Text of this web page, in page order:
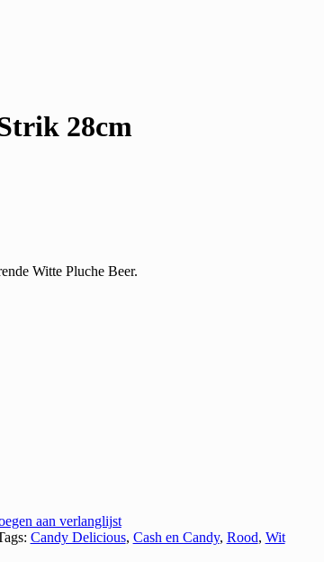
28cm
Witte Pluche Beer.
aan verlanglijst
Candy Delicious, Cash en Candy, Rood, Wit